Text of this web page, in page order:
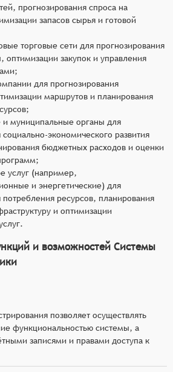
прогнозирования спроса на
запасов сырья и готовой
торговые сети для прогнозирования
оптимизации закупок и управления
для прогнозирования
маршрутов и планирования
и муниципальные органы для
социально-экономического развития
бюджетных расходов и оценки
услуг (например,
и энергетические) для
потребления ресурсов, планирования
и оптимизации
и возможностей Системы
позволяет осуществлять
функциональностью системы, а
записями и правами доступа к